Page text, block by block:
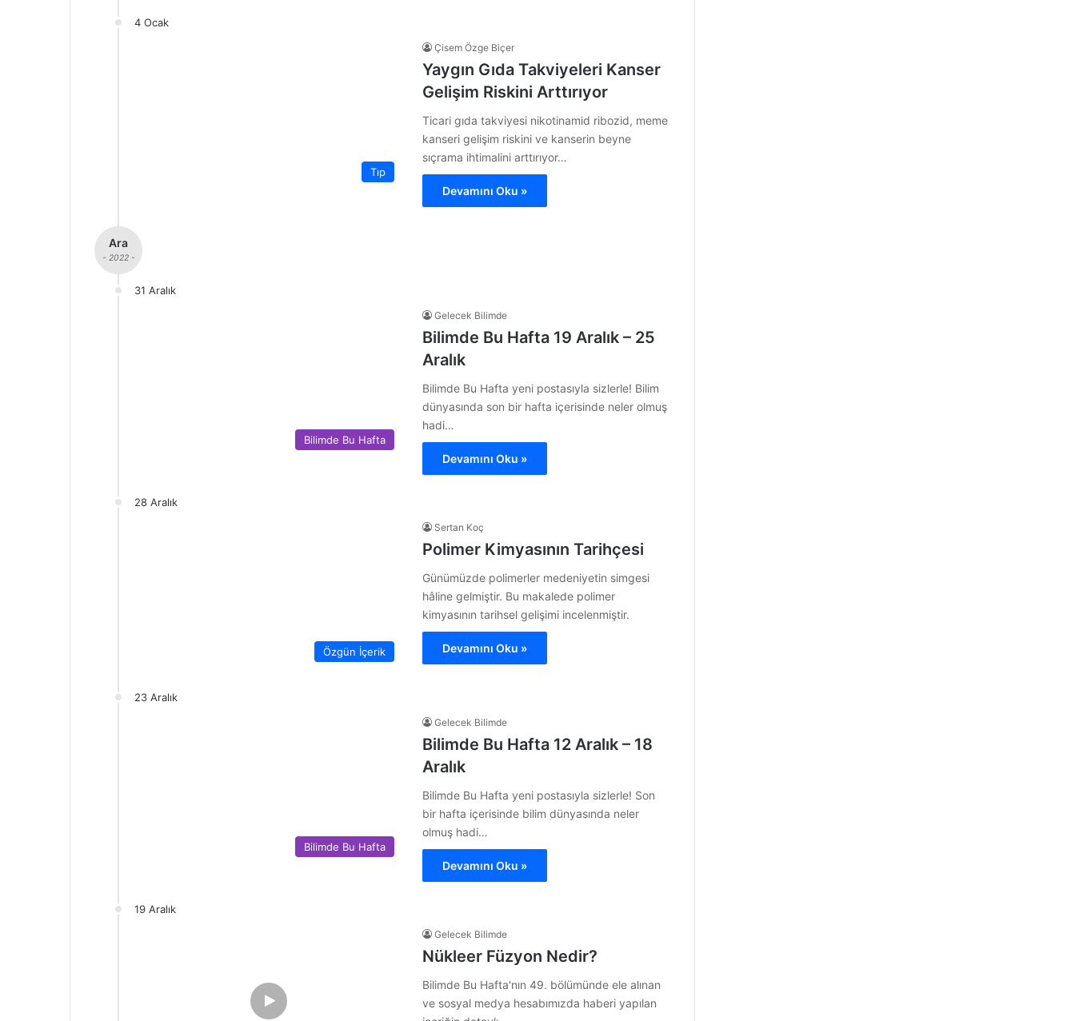
4 Ocak
Tıp
Çisem Özge Biçer
Yaygın Gıda Takviyeleri Kanser
Gelişim Riskini Arttırıyor
Ticari gıda takviyesi nikotinamid ribozid, meme
kanseri gelişim riskini ve kanserin beyne
sıçrama ihtimalini arttırıyor…
Devamını Oku »
Ara
- 2022 -
31 Aralık
Bilimde Bu Hafta
Gelecek Bilimde
Bilimde Bu Hafta 19 Aralık – 25
Aralık
Bilimde Bu Hafta yeni postasıyla sizlerle! Bilim
dünyasında son bir hafta içerisinde neler olmuş
hadi…
Devamını Oku »
28 Aralık
Özgün İçerik
Sertan Koç
Polimer Kimyasının Tarihçesi
Günümüzde polimerler medeniyetin simgesi
hâline gelmiştir. Bu makalede polimer
kimyasının tarihsel gelişimi incelenmiştir.
Devamını Oku »
23 Aralık
Bilimde Bu Hafta
Gelecek Bilimde
Bilimde Bu Hafta 12 Aralık – 18
Aralık
Bilimde Bu Hafta yeni postasıyla sizlerle! Son
bir hafta içerisinde bilim dünyasında neler
olmuş hadi…
Devamını Oku »
19 Aralık
Gelecek Bilimde
Nükleer Füzyon Nedir?
Bilimde Bu Hafta'nın 49. bölümünde ele alınan
ve sosyal medya hesabımızda haberi yapılan